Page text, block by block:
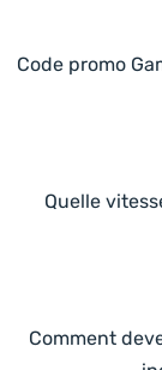
Code promo
Quelle
Comment